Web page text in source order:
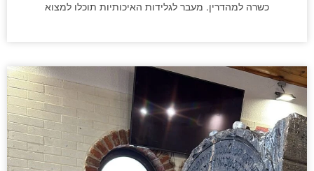
כשרה למהדרין. מעבר לגלידות האיכותיות תוכלו למצוא